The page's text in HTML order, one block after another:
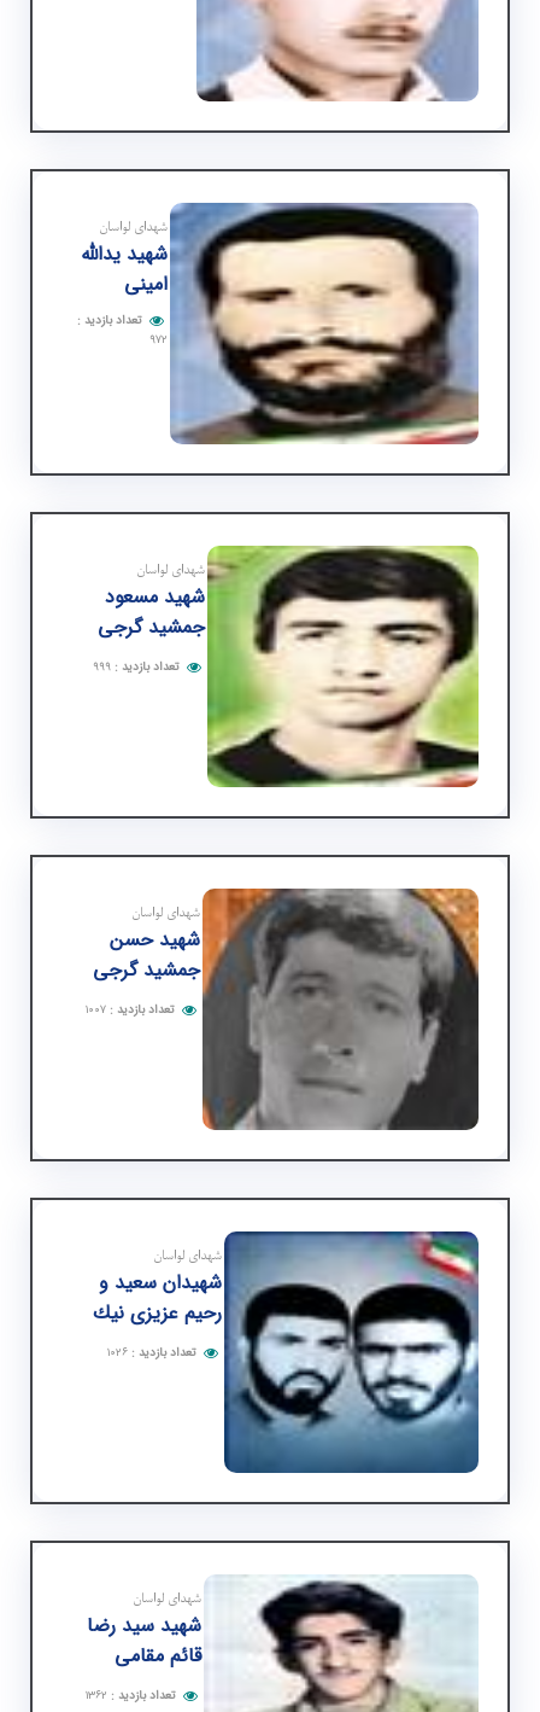
شهدای لواسان
شهید یدالله
امینی
تعداد بازدید :
۹۷۲
شهدای لواسان
شهید مسعود
جمشید گرجی
تعداد بازدید :۹۹۹
شهدای لواسان
شهید حسن
جمشید گرجی
تعداد بازدید : ۱۰۰۷
شهدای لواسان
شهیدان سعید و
رحیم عزیزی نیك
تعداد بازدید : ۱۰۲۶
شهدای لواسان
شهید سید رضا
قائم مقامی
تعداد بازدید : ۱۳۶۲